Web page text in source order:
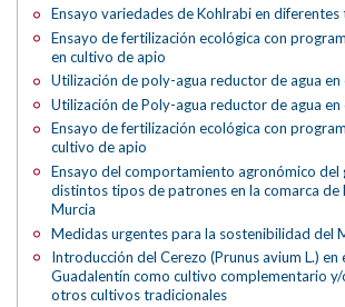
Ensayo variedades de Kohlrabi en
Ensayo de fertilización ecológica con
en cultivo de apio
Utilización de poly-agua reductor de agua
Utilización de Poly-agua reductor de agua
Ensayo de fertilización ecológica con
cultivo de apio
Ensayo del comportamiento agronómico del
distintos tipos de patrones en la comarca de
Murcia
Medidas urgentes para la sostenibilidad del
Introducción del Cerezo (Prunus avium L.) en
Guadalentín como cultivo complementario
otros cultivos tradicionales